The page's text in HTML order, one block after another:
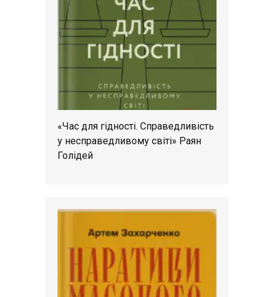
«Час для гідності. Справедливість
у несправедливому світі» Раян
Голідей